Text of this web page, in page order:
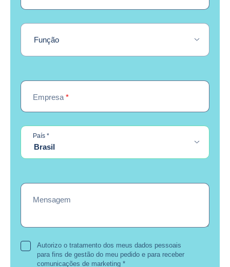
Função
Empresa *
País *required
Brasil
Mensagem
Autorizo o tratamento dos meus dados pessoais
para fins de gestão do meu pedido e para receber
comunicações de marketing *